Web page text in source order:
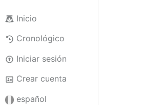
Inicio
Cronológico
Iniciar sesión
Crear cuenta
español